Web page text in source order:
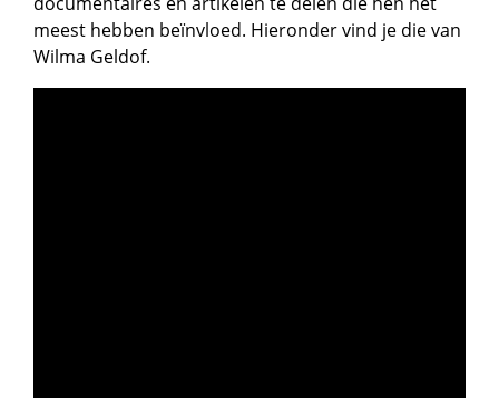
meest hebben beïnvloed. Hieronder vind je die van
Wilma Geldof.